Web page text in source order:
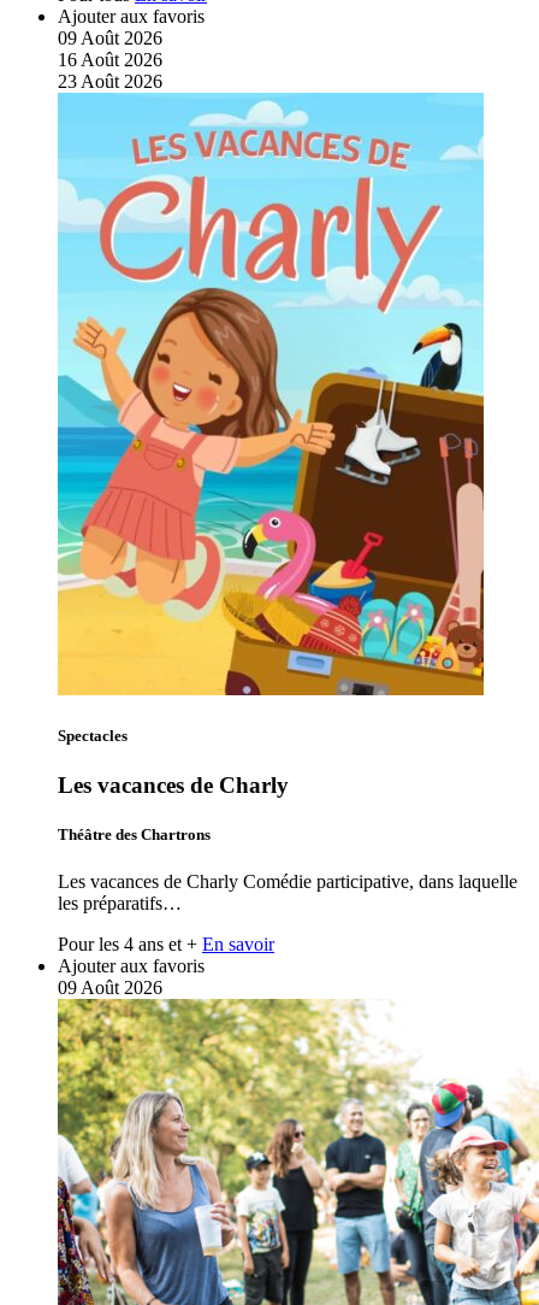
Ajouter aux favoris
09 Août 2026
16 Août 2026
23 Août 2026
Spectacles
Les vacances de Charly
Théâtre des Chartrons
Les vacances de Charly Comédie participative, dans laquelle
les préparatifs…
Pour les 4 ans et + En savoir
Ajouter aux favoris
09 Août 2026